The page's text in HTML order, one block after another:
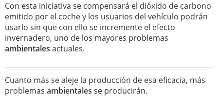
Con esta iniciativa se compensará el dióxido de carbono
emitido por el coche y los usuarios del vehículo podrán
usarlo sin que con ello se incremente el efecto
invernadero, uno de los mayores problemas
ambientales actuales.
Cuanto más se aleje la producción de esa eficacia, más
problemas ambientales se producirán.